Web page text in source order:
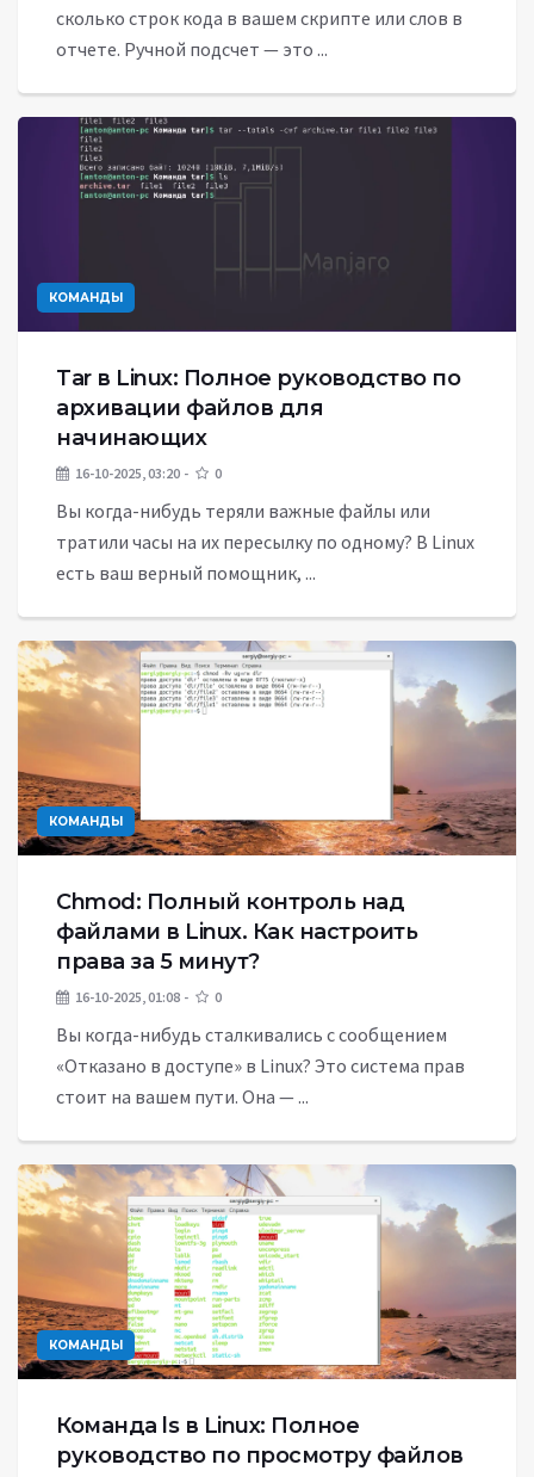
сколько строк кода в вашем скрипте или слов в
отчете. Ручной подсчет — это ...
КОМАНДЫ
Tar в Linux: Полное руководство по
архивации файлов для
начинающих
16-10-2025, 03:20 0
Вы когда-нибудь теряли важные файлы или
тратили часы на их пересылку по одному? В Linux
есть ваш верный помощник, ...
КОМАНДЫ
Chmod: Полный контроль над
файлами в Linux. Как настроить
права за 5 минут?
16-10-2025, 01:08 0
Вы когда-нибудь сталкивались с сообщением
«Отказано в доступе» в Linux? Это система прав
стоит на вашем пути. Она — ...
КОМАНДЫ
Команда ls в Linux: Полное
руководство по просмотру файлов